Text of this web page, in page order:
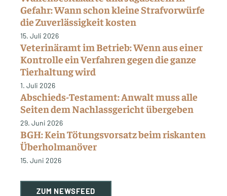
Gefahr: Wann schon kleine Strafvorwürfe
die Zuverlässigkeit kosten
15. Juli 2026
Veterinäramt im Betrieb: Wenn aus einer
Kontrolle ein Verfahren gegen die ganze
Tierhaltung wird
1. Juli 2026
Abschieds-Testament: Anwalt muss alle
Seiten dem Nachlassgericht übergeben
29. Juni 2026
BGH: Kein Tötungsvorsatz beim riskanten
Überholmanöver
15. Juni 2026
ZUM NEWSFEED